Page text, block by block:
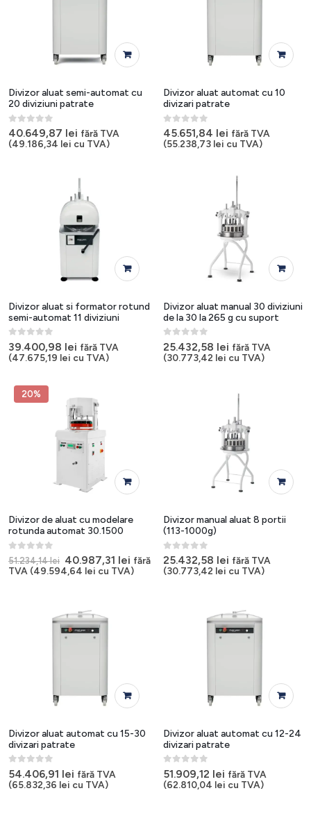
Divizor aluat semi-automat cu
20 diviziuni patrate
0out of 5
40.649,87 lei fără TVA
(49.186,34 lei cu TVA)
Divizor aluat automat cu 10
divizari patrate
0out of 5
45.651,84 lei fără TVA
(55.238,73 lei cu TVA)
Divizor aluat si formator rotund
semi-automat 11 diviziuni
0out of 5
39.400,98 lei fără TVA
(47.675,19 lei cu TVA)
Divizor aluat manual 30 diviziuni
de la 30 la 265 g cu suport
0out of 5
25.432,58 lei fără TVA
(30.773,42 lei cu TVA)
20%
Divizor de aluat cu modelare
rotunda automat 30.1500
0out of 5
51.234,14lei Prețul
inițial
40.987,31 leiPrețul
curent
fără
TVA (49.594,64 lei cu TVA)
Divizor manual aluat 8 portii
(113-1000g)
0out of 5
25.432,58 lei fără TVA
(30.773,42 lei cu TVA)
Divizor aluat automat cu 15-30
divizari patrate
0out of 5
54.406,91 lei fără TVA
(65.832,36 lei cu TVA)
Divizor aluat automat cu 12-24
divizari patrate
0out of 5
51.909,12 lei fără TVA
(62.810,04 lei cu TVA)